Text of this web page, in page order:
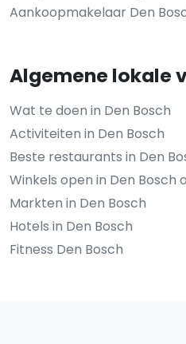
Aankoopmakelaar Den
Algemene lokale
Wat te doen in Den Bosch
Activiteiten in Den Bosch
Beste restaurants in Den
Winkels open in Den Bosch
Markten in Den Bosch
Hotels in Den Bosch
Fitness Den Bosch